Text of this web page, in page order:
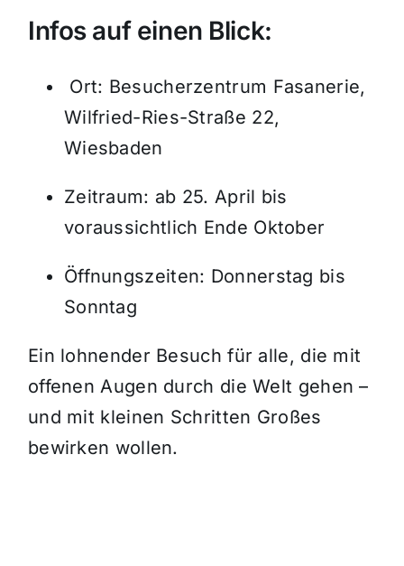
Infos auf einen Blick:
Ort: Besucherzentrum Fasanerie,
Wilfried-Ries-Straße 22,
Wiesbaden
Zeitraum: ab 25. April bis
voraussichtlich Ende Oktober
Öffnungszeiten: Donnerstag bis
Sonntag
Ein lohnender Besuch für alle, die mit
offenen Augen durch die Welt gehen –
und mit kleinen Schritten Großes
bewirken wollen.